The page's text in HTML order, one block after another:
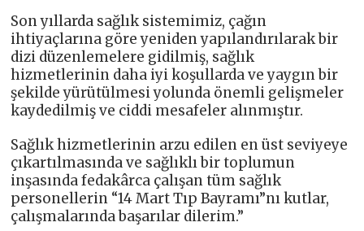
Son yıllarda sağlık sistemimiz, çağın
ihtiyaçlarına göre yeniden yapılandırılarak bir
dizi düzenlemelere gidilmiş, sağlık
hizmetlerinin daha iyi koşullarda ve yaygın bir
şekilde yürütülmesi yolunda önemli gelişmeler
kaydedilmiş ve ciddi mesafeler alınmıştır.
Sağlık hizmetlerinin arzu edilen en üst seviyeye
çıkartılmasında ve sağlıklı bir toplumun
inşasında fedakârca çalışan tüm sağlık
personellerin “14 Mart Tıp Bayramı”nı kutlar,
çalışmalarında başarılar dilerim.”